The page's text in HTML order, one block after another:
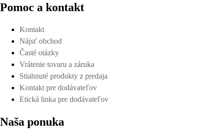
Pomoc a kontakt
Kontakt
Nájsť obchod
Časté otázky
Vrátenie tovaru a záruka
Stiahnuté produkty z predaja
Kontakt pre dodávateľov
Etická linka pre dodávateľov
Naša ponuka